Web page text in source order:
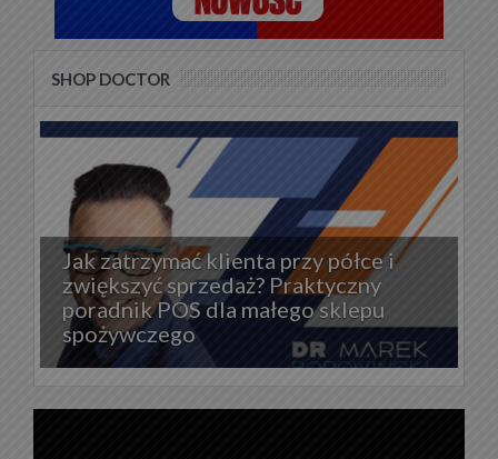
SHOP DOCTOR
Jak zatrzymać klienta przy półce i
zwiększyć sprzedaż? Praktyczny
poradnik POS dla małego sklepu
spożywczego